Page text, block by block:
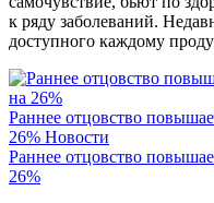
к ряду заболеваний.
доступного каждому
Раннее отцовство
26% Новости
Раннее отцовство
26%